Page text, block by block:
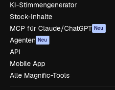
KI-Stimmengenerator
Stock-Inhalte
MCP für Claude/ChatGPT Neu
Agenten Neu
API
Mobile App
Alle Magnific-Tools